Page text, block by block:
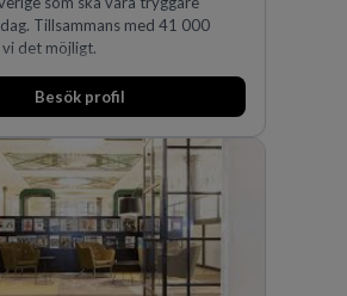
Tillsammans med 41 000
det möjligt.
Besök profil